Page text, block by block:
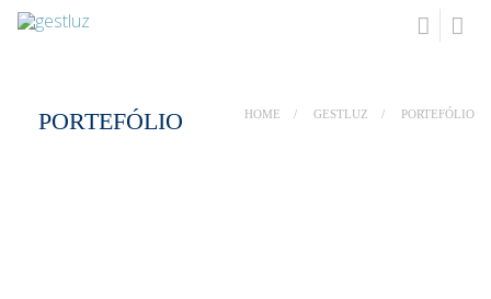
PORTEFÓLIO HOME GESTLUZ PORTEFÓLIO